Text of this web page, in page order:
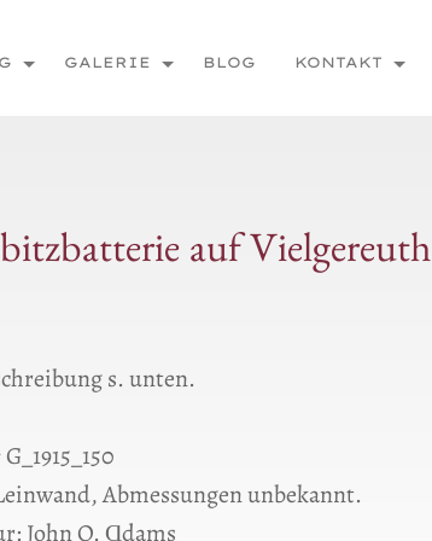
GALERIE BLOG KONTAKT
auf Vielgereuth
s. unten.
Abmessungen unbekannt.
John Q. Ɑdams